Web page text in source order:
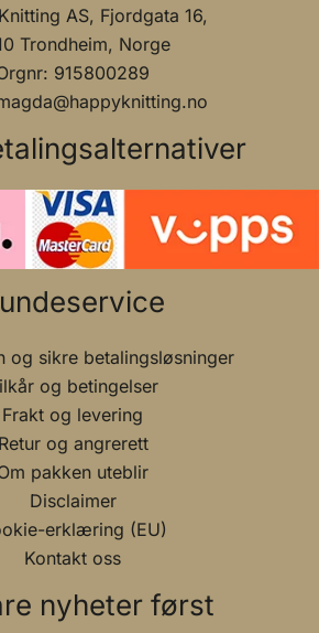
AS, Fjordgata 16,
Trondheim, Norge
915800289
og sikre betalingsløsninger
og betingelser
Frakt og levering
Retur og angrerett
pakken uteblir
Disclaimer
erklæring (EU)
Kontakt oss
nyheter først